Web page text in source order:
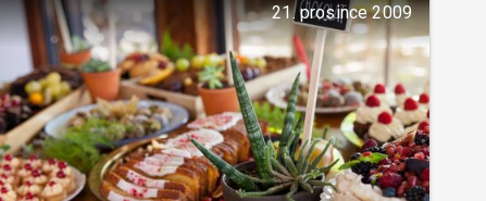
21. prosince 2009